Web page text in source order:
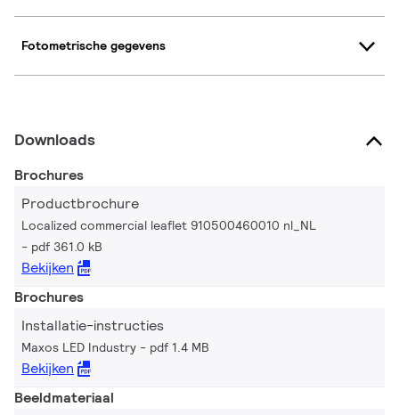
Fotometrische gegevens
Downloads
Brochures
Productbrochure
Localized commercial leaflet 910500460010 nl_NL
pdf 361.0 kB
Bekijken
Brochures
Installatie-instructies
Maxos LED Industry pdf 1.4 MB
Bekijken
Beeldmateriaal